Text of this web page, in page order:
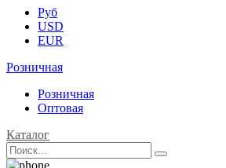
Руб
USD
EUR
Розничная
Розничная
Оптовая
Каталог